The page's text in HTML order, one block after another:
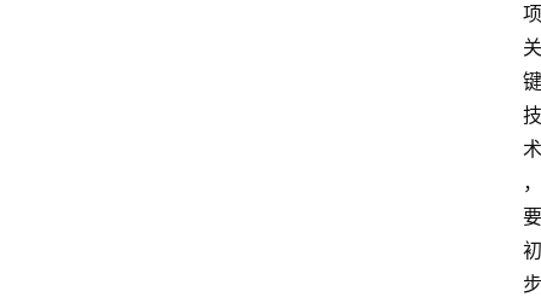
项
关
键
技
术
，
要
初
步